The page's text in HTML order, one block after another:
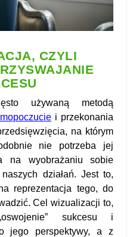
CZYLI
używaną metodą
i przekonania
na którym
nie potrzeba jej
na wyobrażaniu sobie
działań. Jest to,
reprezentacja tego, do
Cel wizualizacji to,
sukcesu i
jego perspektywy, a z